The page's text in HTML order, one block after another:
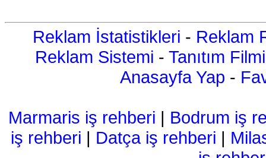
Reklam İstatistikleri - Reklam
Reklam Sistemi - Tanıtım Filmi
Anasayfa Yap -
Marmaris iş rehberi | Bodrum iş
iş rehberi | Datça iş rehberi |